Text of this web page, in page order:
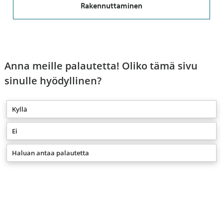
Rakennuttaminen
Anna meille palautetta! Oliko tämä sivu
sinulle hyödyllinen?
Kyllä
Ei
Haluan antaa palautetta